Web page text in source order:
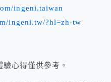
ingeni.taiwan
ingeni.tw/?hl=zh-tw
心得僅供參考。